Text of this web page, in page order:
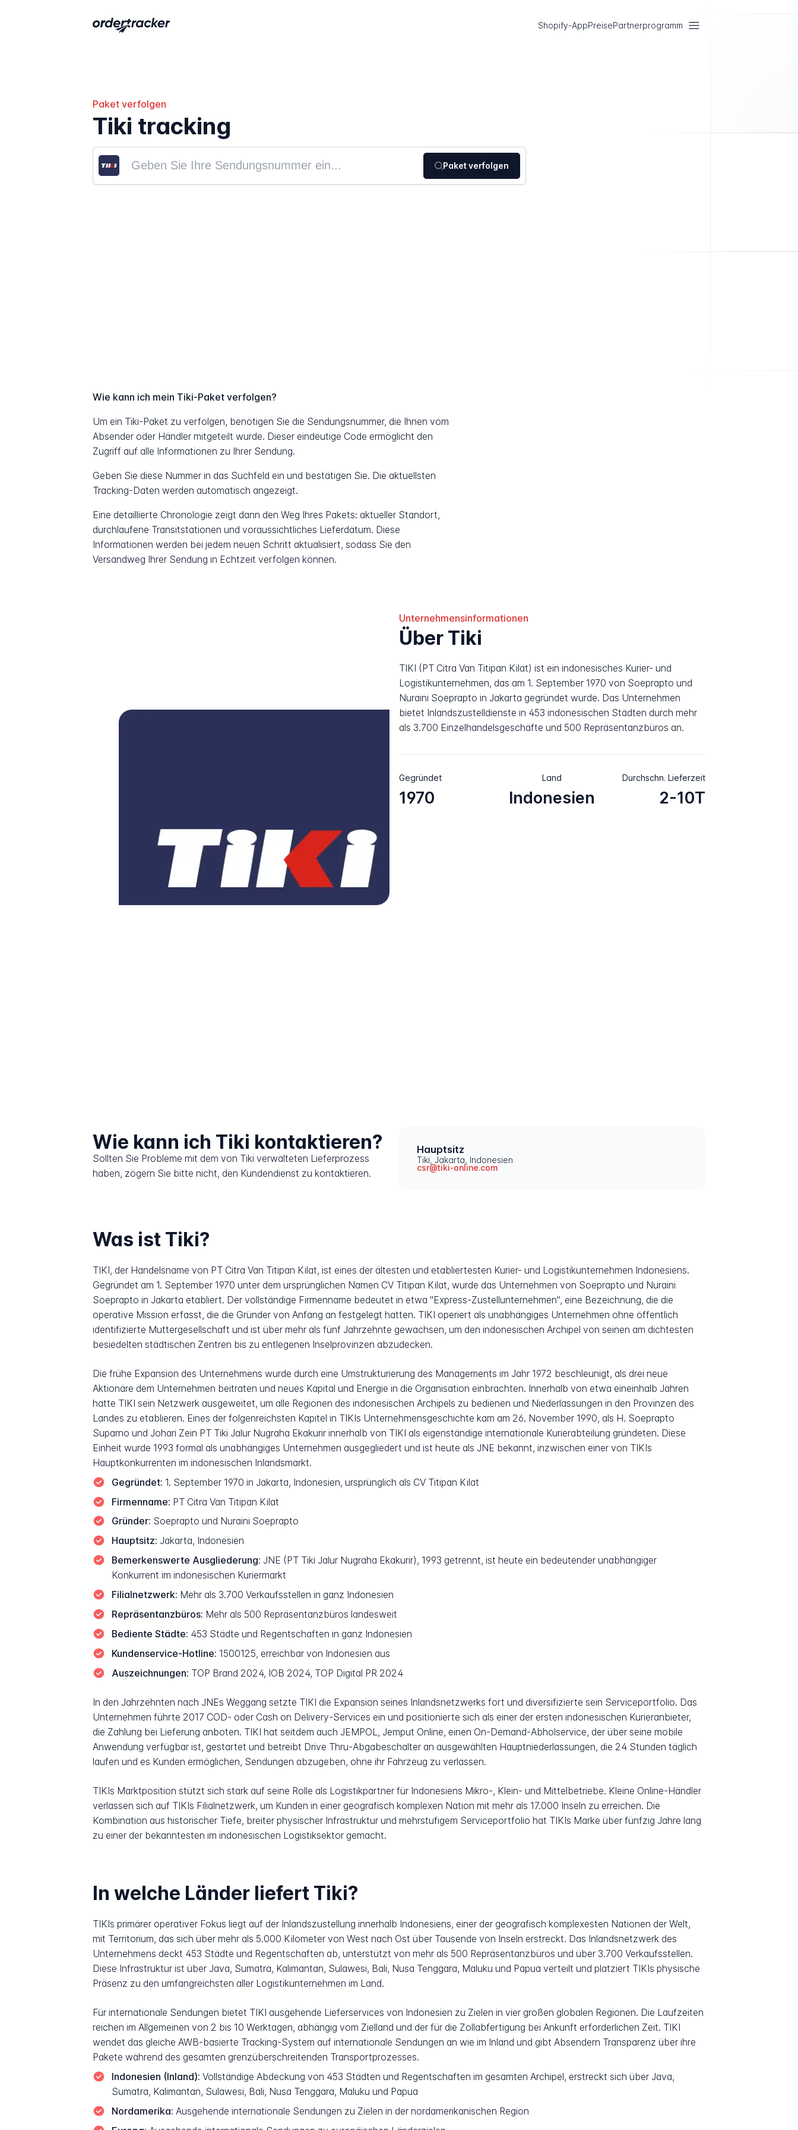
Shopify-AppPreisePartnerprogramm
Paket verfolgen
Tiki tracking
Paket verfolgen
Wie kann ich mein Tiki-Paket verfolgen?
Um ein Tiki-Paket zu verfolgen, benötigen Sie die Sendungsnummer, die Ihnen vom
Absender oder Händler mitgeteilt wurde. Dieser eindeutige Code ermöglicht den
Zugriff auf alle Informationen zu Ihrer Sendung.
Geben Sie diese Nummer in das Suchfeld ein und bestätigen Sie. Die aktuellsten
Tracking-Daten werden automatisch angezeigt.
Eine detaillierte Chronologie zeigt dann den Weg Ihres Pakets: aktueller Standort,
durchlaufene Transitstationen und voraussichtliches Lieferdatum. Diese
Informationen werden bei jedem neuen Schritt aktualisiert, sodass Sie den
Versandweg Ihrer Sendung in Echtzeit verfolgen können.
Unternehmensinformationen
Über Tiki
TIKI (PT Citra Van Titipan Kilat) ist ein indonesisches Kurier- und
Logistikunternehmen, das am 1. September 1970 von Soeprapto und
Nuraini Soeprapto in Jakarta gegründet wurde. Das Unternehmen
bietet Inlandszustelldienste in 453 indonesischen Städten durch mehr
als 3.700 Einzelhandelsgeschäfte und 500 Repräsentanzbüros an.
Gegründet
1970
Land
Indonesien
Durchschn. Lieferzeit
2-10T
Wie kann ich Tiki kontaktieren?
Sollten Sie Probleme mit dem von Tiki verwalteten Lieferprozess
haben, zögern Sie bitte nicht, den Kundendienst zu kontaktieren.
Hauptsitz
Tiki, Jakarta, Indonesien
csr@tiki-online.com
Was ist Tiki?
TIKI, der Handelsname von PT Citra Van Titipan Kilat, ist eines der ältesten und etabliertesten Kurier- und Logistikunternehmen Indonesiens.
Gegründet am 1. September 1970 unter dem ursprünglichen Namen CV Titipan Kilat, wurde das Unternehmen von Soeprapto und Nuraini
Soeprapto in Jakarta etabliert. Der vollständige Firmenname bedeutet in etwa "Express-Zustellunternehmen", eine Bezeichnung, die die
operative Mission erfasst, die die Gründer von Anfang an festgelegt hatten. TIKI operiert als unabhängiges Unternehmen ohne öffentlich
identifizierte Muttergesellschaft und ist über mehr als fünf Jahrzehnte gewachsen, um den indonesischen Archipel von seinen am dichtesten
besiedelten städtischen Zentren bis zu entlegenen Inselprovinzen abzudecken.
Die frühe Expansion des Unternehmens wurde durch eine Umstrukturierung des Managements im Jahr 1972 beschleunigt, als drei neue
Aktionäre dem Unternehmen beitraten und neues Kapital und Energie in die Organisation einbrachten. Innerhalb von etwa eineinhalb Jahren
hatte TIKI sein Netzwerk ausgeweitet, um alle Regionen des indonesischen Archipels zu bedienen und Niederlassungen in den Provinzen des
Landes zu etablieren. Eines der folgenreichsten Kapitel in TIKIs Unternehmensgeschichte kam am 26. November 1990, als H. Soeprapto
Suparno und Johari Zein PT Tiki Jalur Nugraha Ekakurir innerhalb von TIKI als eigenständige internationale Kurierabteilung gründeten. Diese
Einheit wurde 1993 formal als unabhängiges Unternehmen ausgegliedert und ist heute als JNE bekannt, inzwischen einer von TIKIs
Hauptkonkurrenten im indonesischen Inlandsmarkt.
Gegründet: 1. September 1970 in Jakarta, Indonesien, ursprünglich als CV Titipan Kilat
Firmenname: PT Citra Van Titipan Kilat
Gründer: Soeprapto und Nuraini Soeprapto
Hauptsitz: Jakarta, Indonesien
Bemerkenswerte Ausgliederung: JNE (PT Tiki Jalur Nugraha Ekakurir), 1993 getrennt, ist heute ein bedeutender unabhängiger
Konkurrent im indonesischen Kuriermarkt
Filialnetzwerk: Mehr als 3.700 Verkaufsstellen in ganz Indonesien
Repräsentanzbüros: Mehr als 500 Repräsentanzbüros landesweit
Bediente Städte: 453 Städte und Regentschaften in ganz Indonesien
Kundenservice-Hotline: 1500125, erreichbar von Indonesien aus
Auszeichnungen: TOP Brand 2024, IOB 2024, TOP Digital PR 2024
In den Jahrzehnten nach JNEs Weggang setzte TIKI die Expansion seines Inlandsnetzwerks fort und diversifizierte sein Serviceportfolio. Das
Unternehmen führte 2017 COD- oder Cash on Delivery-Services ein und positionierte sich als einer der ersten indonesischen Kurieranbieter,
die Zahlung bei Lieferung anboten. TIKI hat seitdem auch JEMPOL, Jemput Online, einen On-Demand-Abholservice, der über seine mobile
Anwendung verfügbar ist, gestartet und betreibt Drive Thru-Abgabeschalter an ausgewählten Hauptniederlassungen, die 24 Stunden täglich
laufen und es Kunden ermöglichen, Sendungen abzugeben, ohne ihr Fahrzeug zu verlassen.
TIKIs Marktposition stützt sich stark auf seine Rolle als Logistikpartner für Indonesiens Mikro-, Klein- und Mittelbetriebe. Kleine Online-Händler
verlassen sich auf TIKIs Filialnetzwerk, um Kunden in einer geografisch komplexen Nation mit mehr als 17.000 Inseln zu erreichen. Die
Kombination aus historischer Tiefe, breiter physischer Infrastruktur und mehrstufigem Serviceportfolio hat TIKIs Marke über fünfzig Jahre lang
zu einer der bekanntesten im indonesischen Logistiksektor gemacht.
In welche Länder liefert Tiki?
TIKIs primärer operativer Fokus liegt auf der Inlandszustellung innerhalb Indonesiens, einer der geografisch komplexesten Nationen der Welt,
mit Territorium, das sich über mehr als 5.000 Kilometer von West nach Ost über Tausende von Inseln erstreckt. Das Inlandsnetzwerk des
Unternehmens deckt 453 Städte und Regentschaften ab, unterstützt von mehr als 500 Repräsentanzbüros und über 3.700 Verkaufsstellen.
Diese Infrastruktur ist über Java, Sumatra, Kalimantan, Sulawesi, Bali, Nusa Tenggara, Maluku und Papua verteilt und platziert TIKIs physische
Präsenz zu den umfangreichsten aller Logistikunternehmen im Land.
Für internationale Sendungen bietet TIKI ausgehende Lieferservices von Indonesien zu Zielen in vier großen globalen Regionen. Die Laufzeiten
reichen im Allgemeinen von 2 bis 10 Werktagen, abhängig vom Zielland und der für die Zollabfertigung bei Ankunft erforderlichen Zeit. TIKI
wendet das gleiche AWB-basierte Tracking-System auf internationale Sendungen an wie im Inland und gibt Absendern Transparenz über ihre
Pakete während des gesamten grenzüberschreitenden Transportprozesses.
Indonesien (Inland): Vollständige Abdeckung von 453 Städten und Regentschaften im gesamten Archipel, erstreckt sich über Java,
Sumatra, Kalimantan, Sulawesi, Bali, Nusa Tenggara, Maluku und Papua
Nordamerika: Ausgehende internationale Sendungen zu Zielen in der nordamerikanischen Region